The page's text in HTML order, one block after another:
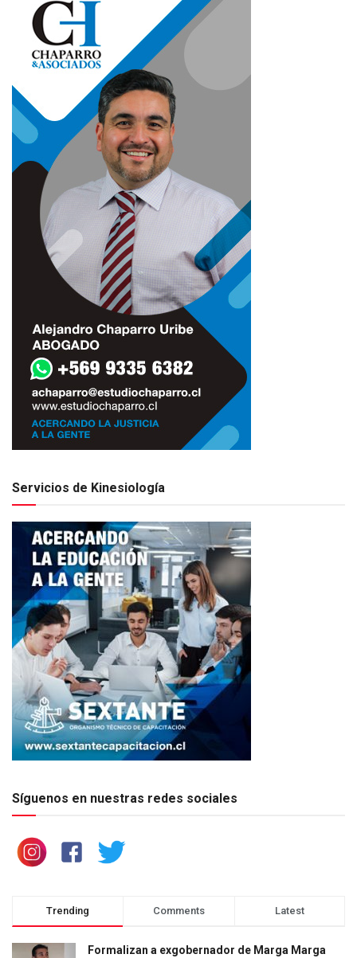
Servicios de Kinesiología
Síguenos en nuestras redes sociales
Trending Comments Latest
Formalizan a exgobernador de Marga Marga